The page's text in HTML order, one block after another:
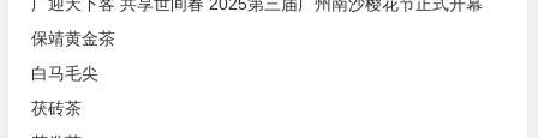
广迎天下客 共享世间春 2025第三届广州南沙樱花节正式开幕
保靖黄金茶
白马毛尖
茯砖茶